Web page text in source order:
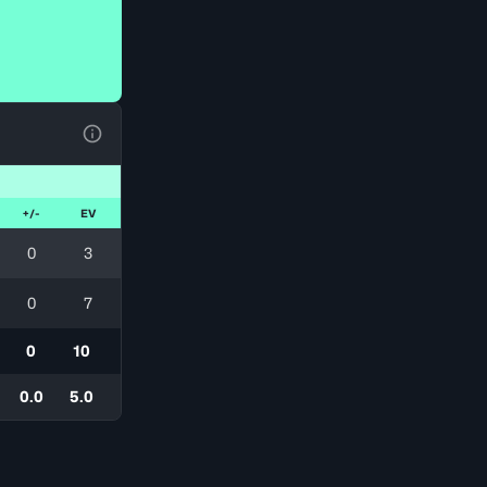
+/- EV
0 3
0 7
0 10
0.0 5.0